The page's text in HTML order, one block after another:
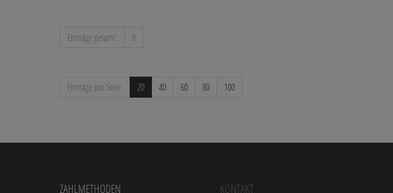
Einträge gesamt: 0
Einträge pro Seite: 20 40 60 80 100
Zahlmethoden Kontakt